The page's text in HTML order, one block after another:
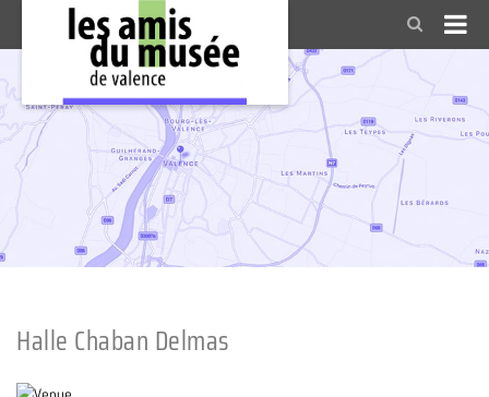
Halle Chaban Delmas